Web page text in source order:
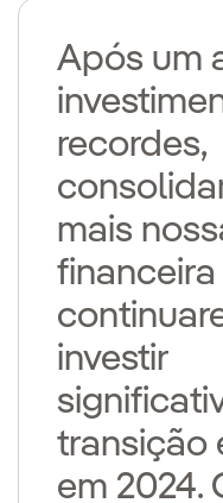
Após um
recordes,
mais
financeira
investir
transição
em 2024.